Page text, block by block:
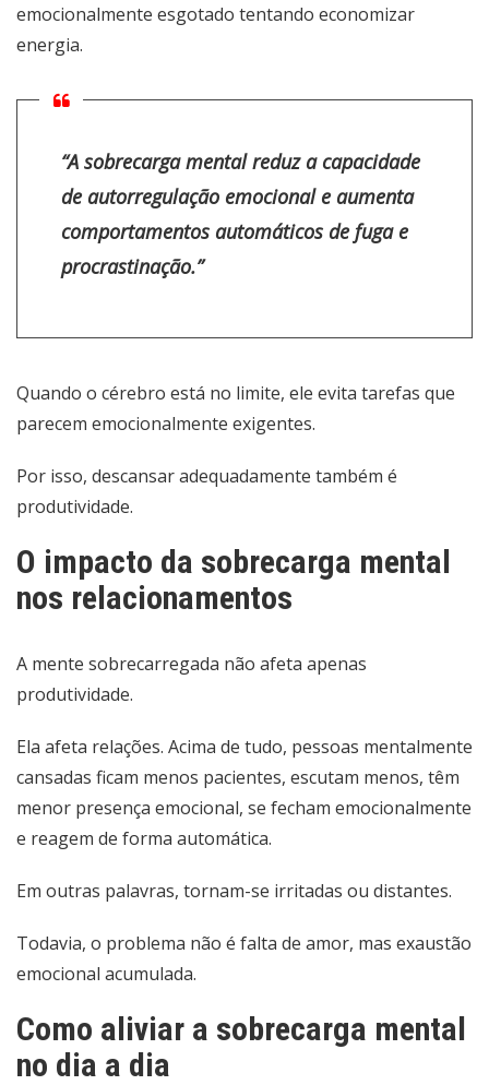
emocionalmente esgotado tentando economizar
energia.
“A sobrecarga mental reduz a capacidade
de autorregulação emocional e aumenta
comportamentos automáticos de fuga e
procrastinação.”
Quando o cérebro está no limite, ele evita tarefas que
parecem emocionalmente exigentes.
Por isso, descansar adequadamente também é
produtividade.
O impacto da sobrecarga mental
nos relacionamentos
A mente sobrecarregada não afeta apenas
produtividade.
Ela afeta relações. Acima de tudo, pessoas mentalmente
cansadas ficam menos pacientes, escutam menos, têm
menor presença emocional, se fecham emocionalmente
e reagem de forma automática.
Em outras palavras, tornam-se irritadas ou distantes.
Todavia, o problema não é falta de amor, mas exaustão
emocional acumulada.
Como aliviar a sobrecarga mental
no dia a dia